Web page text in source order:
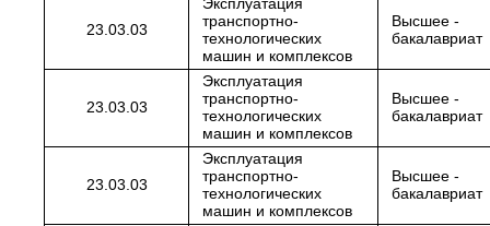
23.03.03
транспортно-
технологических
машин и комплексов
Высшее -
бакалавриат
23.03.03
Эксплуатация
транспортно-
технологических
машин и комплексов
Высшее -
бакалавриат
23.03.03
Эксплуатация
транспортно-
технологических
машин и комплексов
Высшее -
бакалавриат